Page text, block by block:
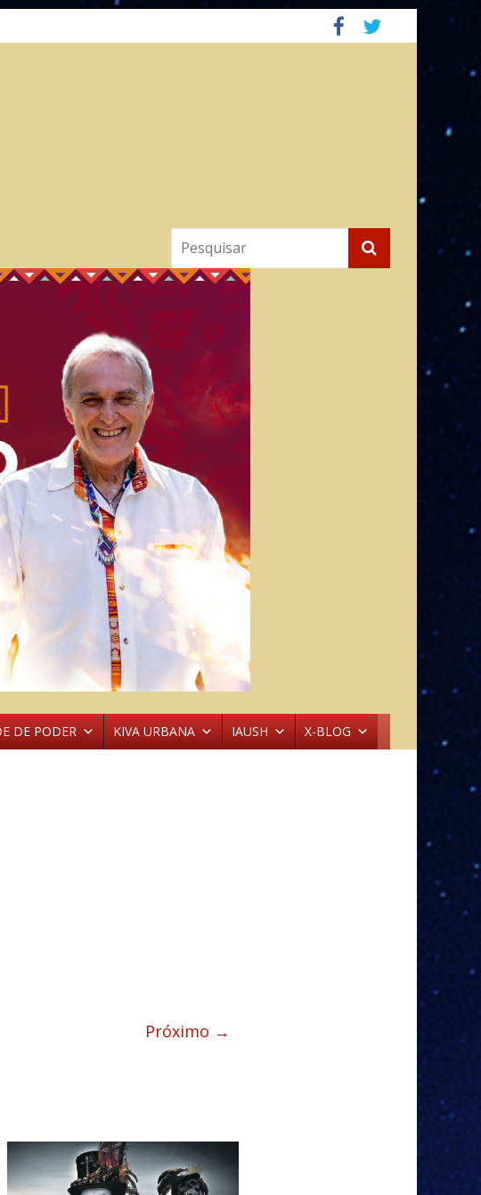
DE PODER KIVA URBANA IAUSH X-BLOG
Próximo →